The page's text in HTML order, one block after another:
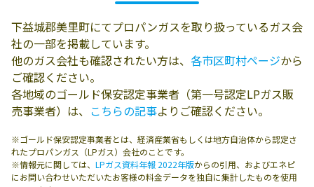
下益城郡美里町にてプロパンガスを取り扱っているガス会
社の一部を掲載しています。
他のガス会社も確認されたい方は、 各市区町村ページから
ご確認ください。
各地域のゴールド保安認定事業者（第一号認定LPガス販
売事業者）は、 こちらの記事よりご確認ください。
※ゴールド保安認定事業者とは、経済産業省もしくは地方自治体から認定さ
れたプロパンガス（LPガス）会社のことです。
※情報元に関しては、 LPガス資料年報 2022年版からの引用、およびエネピ
にお問い合わせいただいたお客様の料金データを独自に集計したものを使用